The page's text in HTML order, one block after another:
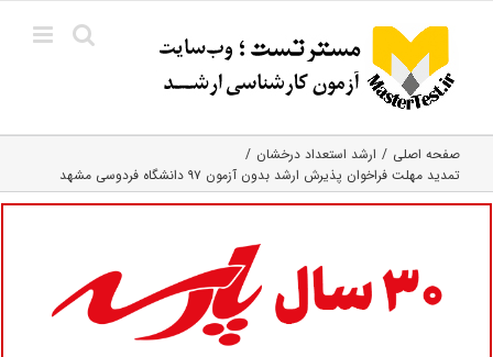
content
صفحه اصلی
ارشد استعداد درخشان
تمدید مهلت فراخوان پذیرش ارشد بدون آزمون ۹۷ دانشگاه فردوسی مشهد